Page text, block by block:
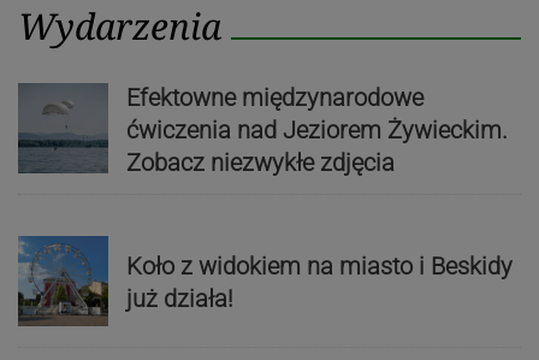
Wydarzenia
Efektowne międzynarodowe
ćwiczenia nad Jeziorem Żywieckim.
Zobacz niezwykłe zdjęcia
Koło z widokiem na miasto i Beskidy
już działa!